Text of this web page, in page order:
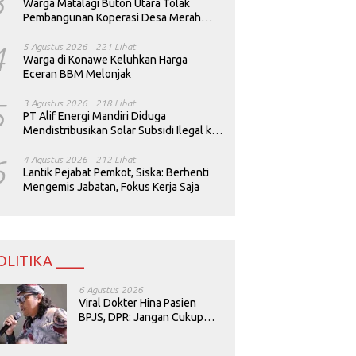
Warga Matalagi Buton Utara Tolak
Pembangunan Koperasi Desa Merah
5 Agustus 2026 221 Lihat
Warga di Konawe Keluhkan Harga
Eceran BBM Melonjak
3 Agustus 2026 218 Lihat
PT Alif Energi Mandiri Diduga
Mendistribusikan Solar Subsidi Ilegal ke
4 Agustus 2026 212 Lihat
Lantik Pejabat Pemkot, Siska: Berhenti
Mengemis Jabatan, Fokus Kerja Saja
____
6 Agustus 2026
Viral Dokter Hina Pasien
BPJS, DPR: Jangan Cukup